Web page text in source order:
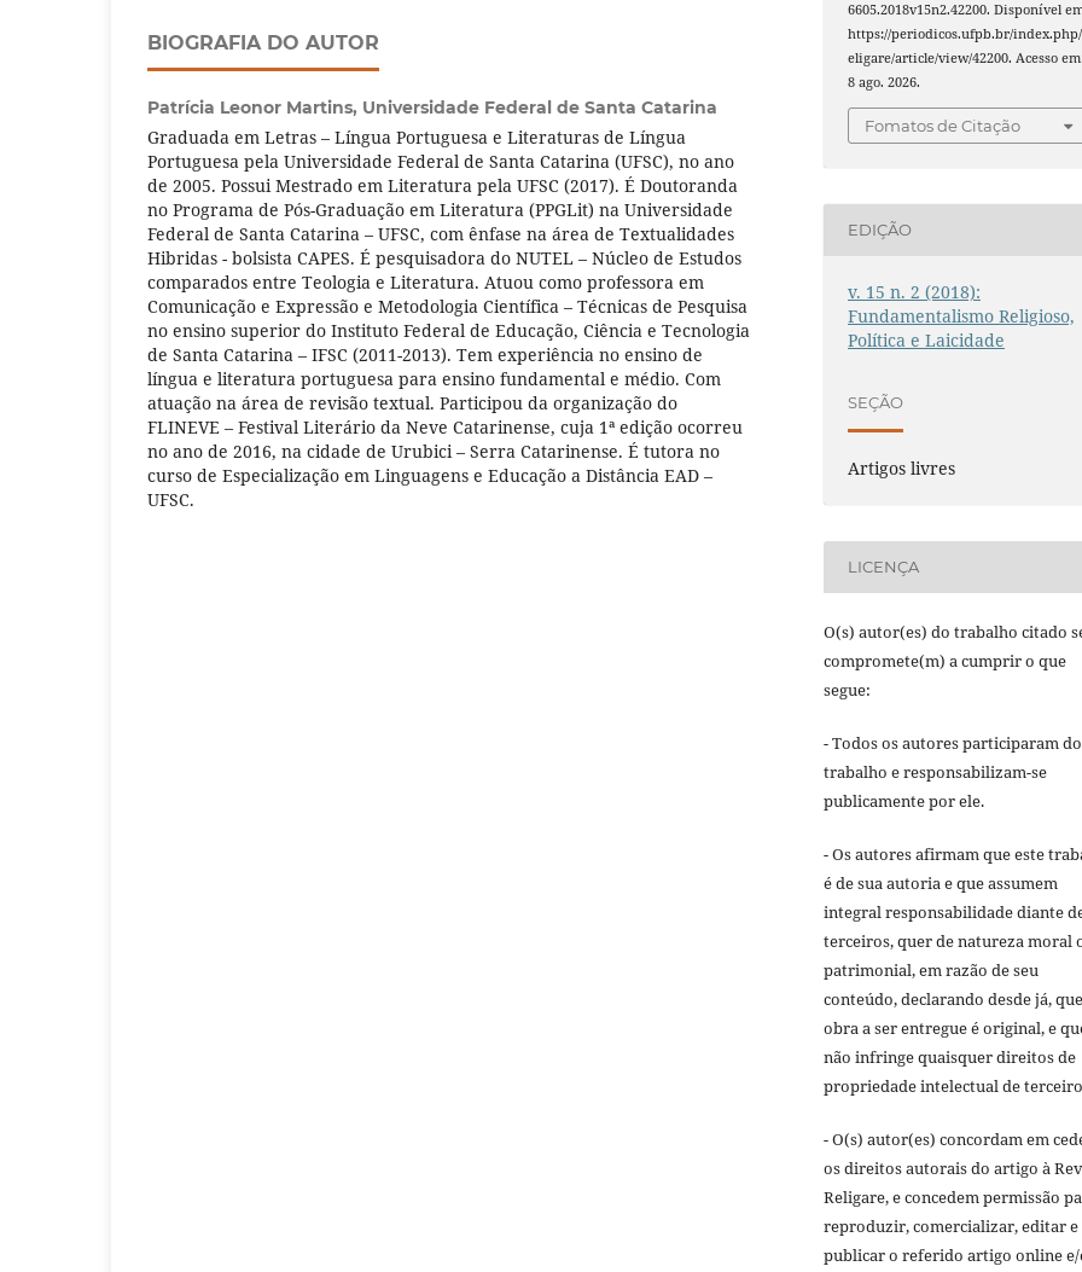
BIOGRAFIA DO AUTOR
Patrícia Leonor Martins, Universidade Federal de Santa Catarina
Graduada em Letras – Língua Portuguesa e Literaturas de Língua
Portuguesa pela Universidade Federal de Santa Catarina (UFSC), no ano
de 2005. Possui Mestrado em Literatura pela UFSC (2017). É Doutoranda
no Programa de Pós-Graduação em Literatura (PPGLit) na Universidade
Federal de Santa Catarina – UFSC, com ênfase na área de Textualidades
Hibridas - bolsista CAPES. É pesquisadora do NUTEL – Núcleo de Estudos
comparados entre Teologia e Literatura. Atuou como professora em
Comunicação e Expressão e Metodologia Científica – Técnicas de Pesquisa
no ensino superior do Instituto Federal de Educação, Ciência e Tecnologia
de Santa Catarina – IFSC (2011-2013). Tem experiência no ensino de
língua e literatura portuguesa para ensino fundamental e médio. Com
atuação na área de revisão textual. Participou da organização do
FLINEVE – Festival Literário da Neve Catarinense, cuja 1ª edição ocorreu
no ano de 2016, na cidade de Urubici – Serra Catarinense. É tutora no
curso de Especialização em Linguagens e Educação a Distância EAD –
UFSC.
6605.2018v15n2.42200. Disponível
https://periodicos.ufpb.br/
eligare/article/view/42200. Acesso
8 ago. 2026.
Fomatos de Citação
EDIÇÃO
v. 15 n. 2 (2018):
Fundamentalismo Religioso,
Política e Laicidade
SEÇÃO
Artigos livres
LICENÇA
O(s) autor(es) do trabalho citado
compromete(m) a cumprir o que
segue:
- Todos os autores participaram do
trabalho e responsabilizam-se
publicamente por ele.
- Os autores afirmam que este
é de sua autoria e que assumem
integral responsabilidade diante
terceiros, quer de natureza moral
patrimonial, em razão de seu
conteúdo, declarando desde já,
obra a ser entregue é original, e
não infringe quaisquer direitos de
propriedade intelectual de
- O(s) autor(es) concordam em
os direitos autorais do artigo à
Religare, e concedem permissão
reproduzir, comercializar, editar e
publicar o referido artigo online